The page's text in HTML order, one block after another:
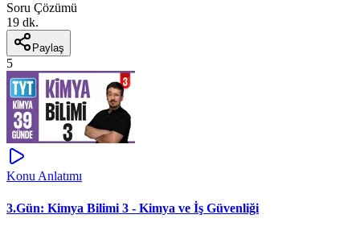
Soru Çözümü
19 dk.
Paylaş
5
Konu Anlatımı
3.Gün: Kimya Bilimi 3 - Kimya ve İş Güvenliği